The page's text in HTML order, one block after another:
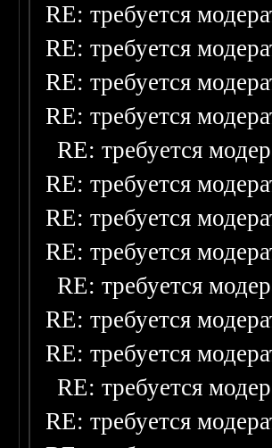
RE: требуется
RE: требуется
RE: требуется
RE: требуется
RE: требуется
RE: требуется
RE: требуется
RE: требуется
RE: требуется
RE: требуется
RE: требуется
RE: требуется
RE: требуется